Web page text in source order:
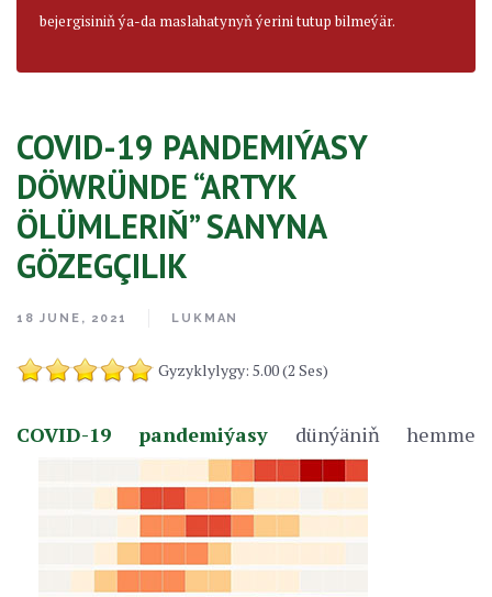
bejergisiniň ýa-da maslahatynyň ýerini tutup bilmeýär.
COVID-19 PANDEMIÝASY
DÖWRÜNDE “ARTYK
ÖLÜMLERIŇ” SANYNA
GÖZEGÇILIK
18 JUNE, 2021 LUKMAN
Gyzyklylygy: 5.00 (2 Ses)
COVID-19 pandemiýasy dünýäniň hemme